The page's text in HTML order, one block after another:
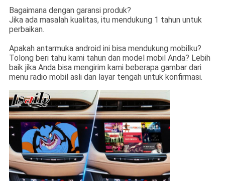
Bagaimana dengan garansi produk?
Jika ada masalah kualitas, itu mendukung 1 tahun untuk
perbaikan.
Apakah antarmuka android ini bisa mendukung mobilku?
Tolong beri tahu kami tahun dan model mobil Anda? Lebih
baik jika Anda bisa mengirim kami beberapa gambar dari
menu radio mobil asli dan layar tengah untuk konfirmasi.